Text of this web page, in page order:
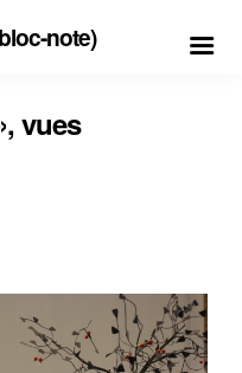
note)
vues